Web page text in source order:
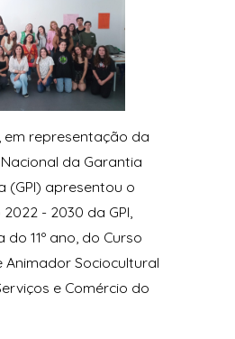
em representação da
da Garantia
(GPI) apresentou o
- 2030 da GPI,
11º ano, do Curso
Animador Sociocultural
e Comércio do